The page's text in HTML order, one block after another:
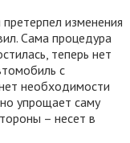
изменения
Сама процедура
теперь нет
с
необходимости
упрощает саму
– несет в